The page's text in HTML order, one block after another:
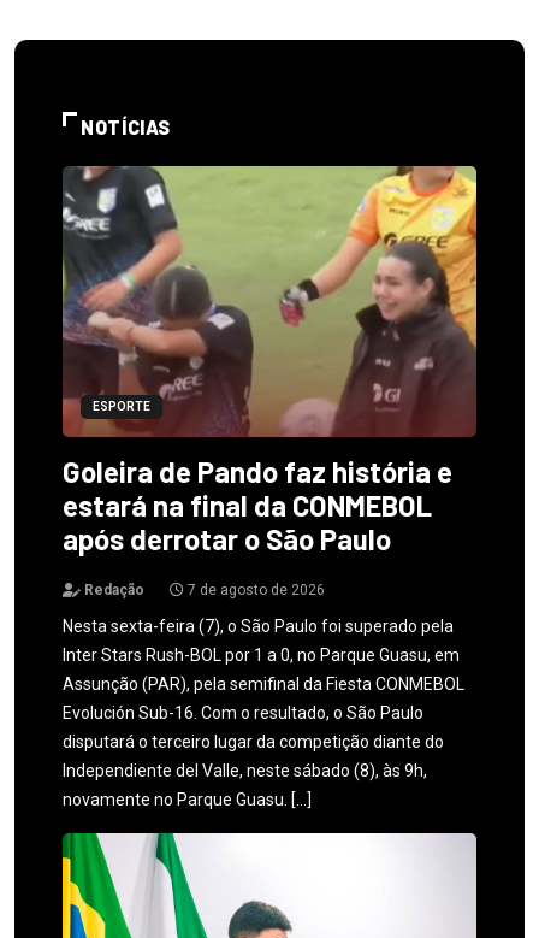
NOTÍCIAS
ESPORTE
Goleira de Pando faz história e
estará na final da CONMEBOL
após derrotar o São Paulo
Redação 7 de agosto de 2026
Nesta sexta-feira (7), o São Paulo foi superado pela
Inter Stars Rush-BOL por 1 a 0, no Parque Guasu, em
Assunção (PAR), pela semifinal da Fiesta CONMEBOL
Evolución Sub-16. Com o resultado, o São Paulo
disputará o terceiro lugar da competição diante do
Independiente del Valle, neste sábado (8), às 9h,
novamente no Parque Guasu. […]